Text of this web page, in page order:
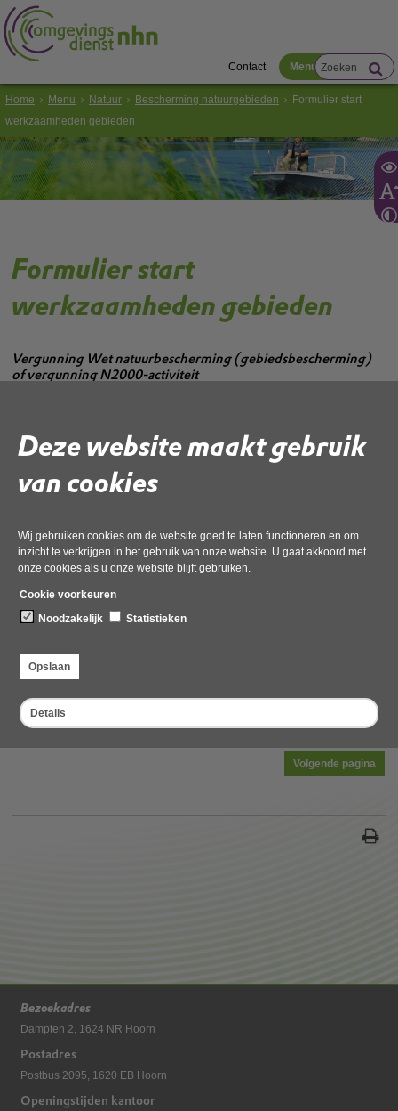
Deze website maakt gebruik
van cookies
Wij gebruiken cookies om de website goed te laten functioneren en om
inzicht te verkrijgen in het gebruik van onze website. U gaat akkoord met
onze cookies als u onze website blijft gebruiken.
Cookie voorkeuren
Noodzakelijk
Statistieken
Opslaan
Details
Contact Menu
Home Menu Natuur Bescherming natuurgebieden
Formulier start
werkzaamheden gebieden
Formulier start
werkzaamheden gebieden
Vergunning Wet natuurbescherming (gebiedsbescherming)
of vergunning N2000-activiteit
Velden met een zijn verplicht.
Projectnaam
Datum besluit
Onderwerp
Bezoekadres
Dampten 2, 1624 NR Hoorn
Postadres
Postbus 2095, 1620 EB Hoorn
Openingstijden kantoor